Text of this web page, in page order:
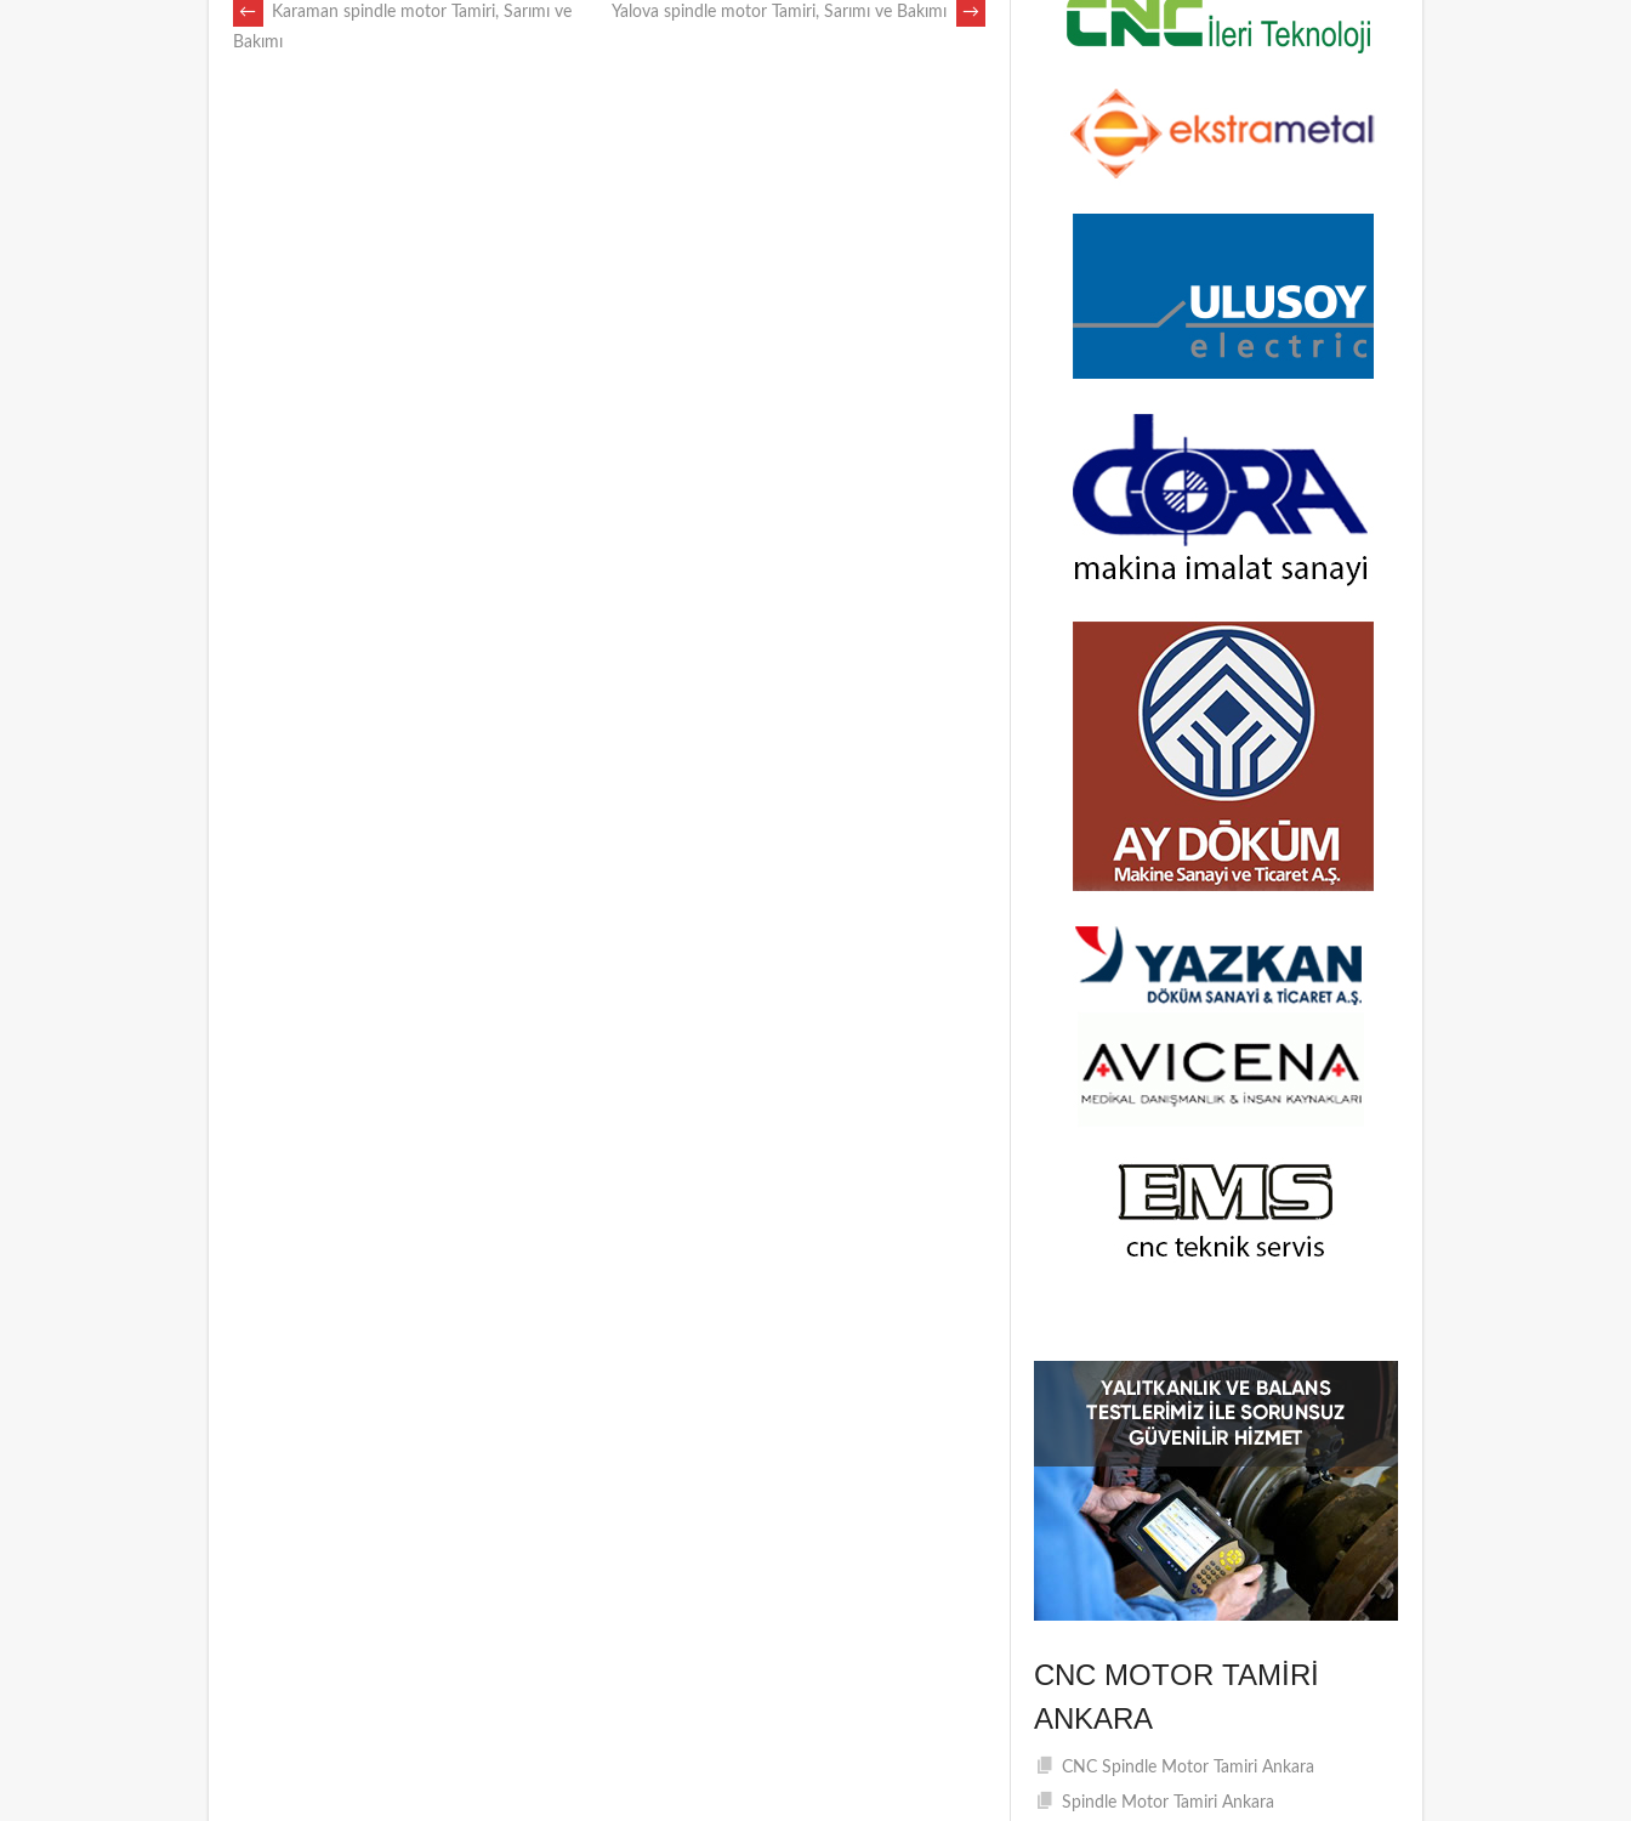
POST
←
Karaman spindle motor Tamiri, Sarımı ve
Bakımı
Yalova spindle motor Tamiri, Sarımı ve Bakımı →
CNC MOTOR TAMIRI
ANKARA
CNC Spindle Motor Tamiri Ankara
Spindle Motor Tamiri Ankara